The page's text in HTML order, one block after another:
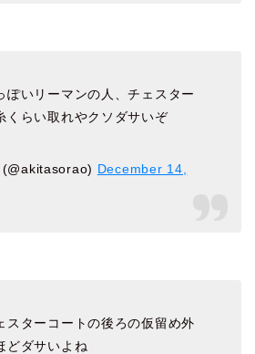
ぽいリーマンの人、チェスター
くらい取れやクソダサいぞ
December 14,
スターコートの後ろの仮留め外
どダサいよね